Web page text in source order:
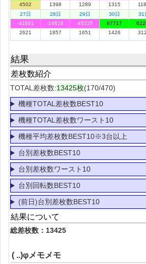
4502
1398
1289
1315
27日
-41891
2621
28日
-24626
1857
29日
-45325
1651
30日
67717
1426
31
結果
差枚数紹介
TOTAL差枚数:13425枚(170/470)
機種TOTAL差枚数BEST10
機種TOTAL差枚数ワースト10
機種平均差枚数BEST10※3台以上
台別差枚数BEST10
台別差枚数ワースト10
台別回転数BEST10
(前日)台別差枚数BEST10
結果について
総差枚数：13425
( ..)φメモメモ